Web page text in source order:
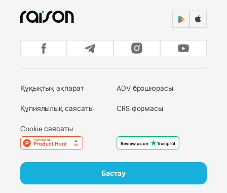
Құқықтық ақпарат
Құпиялылық саясаты
Cookie саясаты
ADV брошюрасы
CRS формасы
Бастау